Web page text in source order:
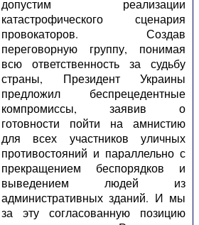
допустим реализации
катастрофического сценария
провокаторов. Создав
переговорную группу, понимая
всю ответственность за судьбу
страны, Президент Украины
предложил беспрецедентные
компромиссы, заявив о
готовности пойти на амнистию
для всех участников уличных
противостояний и параллельно с
прекращением беспорядков и
выведением людей из
административных зданий. И мы
за эту согласованную позицию